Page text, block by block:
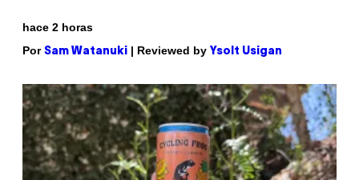
hace 2 horas
Por Sam Watanuki | Reviewed by Ysolt Usigan